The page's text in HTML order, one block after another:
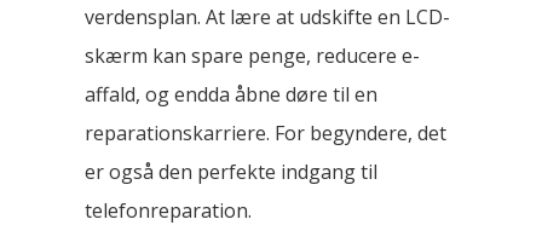
verdensplan. At lære at udskifte en LCD-
skærm kan spare penge, reducere e-
affald, og endda åbne døre til en
reparationskarriere. For begyndere, det
er også den perfekte indgang til
telefonreparation.